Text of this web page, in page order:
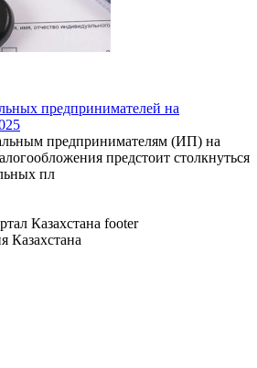
предпринимателей на
предпринимателям (ИП) на
предстоит столкнуться
пл
Казахстана